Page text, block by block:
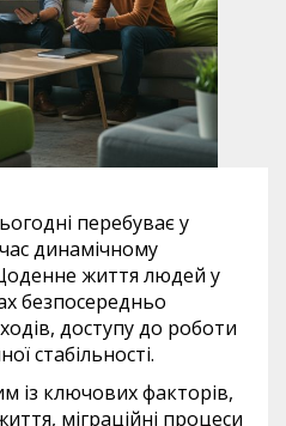
перебуває у
динамічному
життя людей у
безпосередньо
доступу до роботи
стабільності.
із ключових факторів,
міграційні процеси